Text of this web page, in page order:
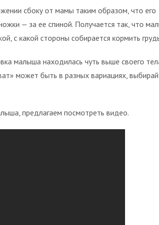
сбоку от мамы таким образом, что его
— за ее спиной. Получается так, что
с какой стороны собирается кормить
малыша находилась чуть выше своего
может быть в разных вариациях,
предлагаем посмотреть видео.